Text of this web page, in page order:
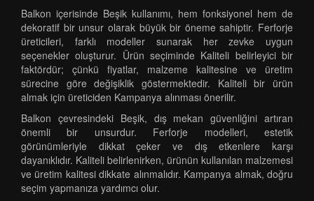
Balkon içerisinde Beşik kullanımı, hem fonksiyonel hem de
dekoratif bir unsur olarak büyük bir öneme sahiptir. Ferforje
üreticileri, farklı modeller sunarak her zevke uygun
seçenekler oluşturur. Ürün seçiminde Kaliteli belirleyici bir
faktördür; çünkü fiyatlar, malzeme kalitesine ve üretim
sürecine göre değişiklik göstermektedir. Kaliteli bir ürün
almak için üreticiden Kampanya alınması önerilir.
Balkon çevresindeki Beşik, dış mekan güvenliğini artıran
önemli bir unsurdur. Ferforje modelleri, estetik
görünümleriyle dikkat çeker ve dış etkenlere karşı
dayanıklıdır. Kaliteli belirlenirken, ürünün kullanılan malzemesi
ve üretim kalitesi dikkate alınmalıdır. Kampanya almak, doğru
seçim yapmanıza yardımcı olur.